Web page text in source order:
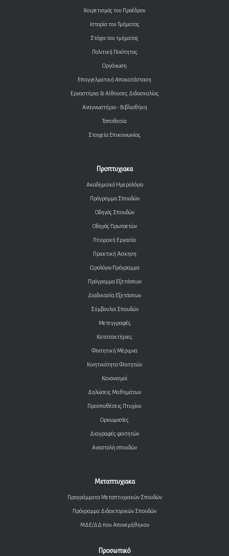
Χαιρετισμός του Προέδρου
Ιστορία του Τμήματος
Στόχοι του τμήματος
Πολιτική Ποιότητας
Οργάνωση
Επαγγελματική Αποκατάσταση
Εργαστήρια & Αίθουσες Διδασκαλίας
Αναγνωστήριο - Βιβλιοθήκη
Τοποθεσία
Στοιχεία Επικοινωνίας
Προπτυχιακα
Ακαδημαϊκό Ημερολόγιο
Πρόγραμμα Σπουδών
Οδηγός Σπουδών
Οδηγός Πρωτοετών
Πτυχιακή Εργασία
Πρακτική Άσκηση
Ωρολόγιο Πρόγραμμα
Πρόγραμμα Εξετάσεων
Διαδικασία Εξετάσεων
Σύμβουλοι Σπουδών
Μετεγγραφές
Κατατακτήριες
Φοιτητική Μέριμνα
Κινητικότητα Φοιτητών
Κανονισμοί
Δηλώσεις Μαθημάτων
Προϋποθέσεις Πτυχίου
Ορκωμοσίες
Διαγραφές φοιτητών
Αναστολή σπουδών
Μεταπτυχιακα
Προγράμματα Μεταπτυχιακών Σπουδών
Πρόγραμμα Διδακτορικών Σπουδών
ΜΔΕ/ΔΔ που Απονεμήθηκαν
Προσωπικό